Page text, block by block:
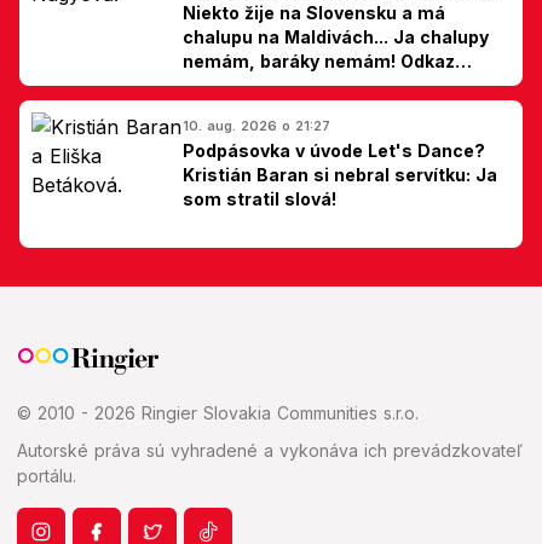
Niekto žije na Slovensku a má
chalupu na Maldivách... Ja chalupy
nemám, baráky nemám! Odkaz
Slovákom
10. aug. 2026 o 21:27
Podpásovka v úvode Let's Dance?
Kristián Baran si nebral servítku: Ja
som stratil slová!
© 2010 - 2026 Ringier Slovakia Communities s.r.o.
Autorské práva sú vyhradené a vykonáva ich prevádzkovateľ
portálu.